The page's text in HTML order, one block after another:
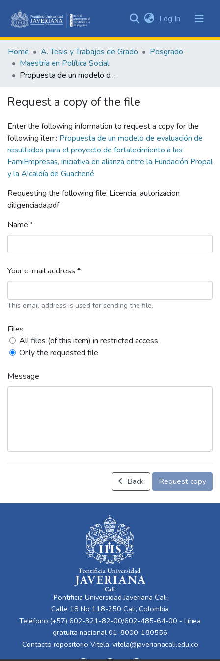
&
Collections
All of DSpace
Statistics
Log In (current)
Home A. Tesis y Trabajos de Grado
Posgrado
Maestría en Política Social
Propuesta de un modelo de evaluación de resultados para el proyecto de fortalecimiento a las FamiEmpresas, iniciativa en alianza entre la Fundación Propal y la Alcaldía de Guachené
Request a copy of the file
Enter the following information to request a copy for the
following item: Propuesta de un modelo de evaluación de
resultados para el proyecto de fortalecimiento a las
FamiEmpresas, iniciativa en alianza entre la Fundación Propal
y la Alcaldía de Guachené
Requesting the following file: Licencia_autorizacion
diligenciada.pdf
Name *
Your e-mail address *
This email address is used for sending the file.
Files
All files (of this item) in restricted access
Only the requested file
Message
Back Request copy
Pontificia Universidad Javeriana Cali
Calle 18 No 118-250 Cali, Colombia
Teléfono:(+57) 602-321-82-00/602-485-64-00 - Línea
gratuita nacional 01-8000-180556
Contacto repositorio Vitela: vitela@javerianacali.edu.co